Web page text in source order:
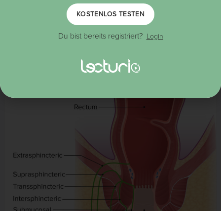
Mesorektum, den M. levator ani und die Fossa
ischiorectalis möglich
Nicht nach Parks klassifiziert:
Beteiligung des Schließmuskels)
KOSTENLOS TESTEN
Du bist bereits registriert? Login